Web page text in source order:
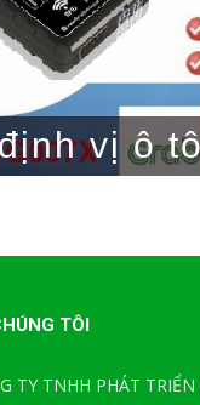
vị ô
TÔI
TY TNHH PHÁT